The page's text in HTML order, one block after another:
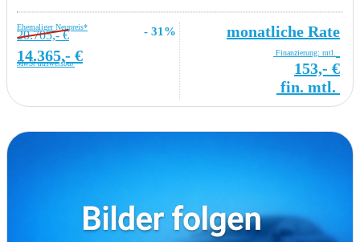
Ehemaliger Neupreis*
20.705,- € - 31%
14.365,- €
MwSt ausweisbar
monatliche Rate
Finanzierung: mtl.
153,- €
fin. mtl.